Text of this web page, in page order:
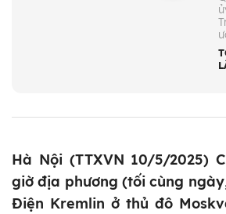
Hà Nội (TTXVN 10/5/2025)
giờ địa phương (tối cùng
Điện Kremlin ở thủ đô